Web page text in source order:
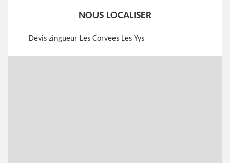
NOUS LOCALISER
Devis zingueur Les Corvees Les Yys